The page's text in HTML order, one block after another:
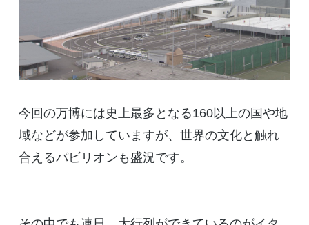
今回の万博には史上最多となる160以上の国や地
域などが参加していますが、世界の文化と触れ
合えるパビリオンも盛況です。